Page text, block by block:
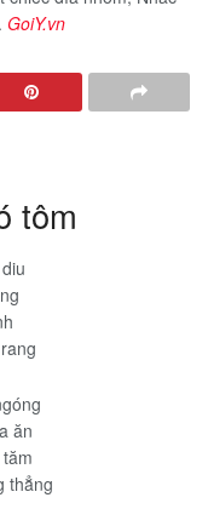
GoiY.vn
tôm
ăn
thẳng